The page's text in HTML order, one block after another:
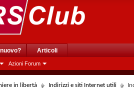
Azioni Forum
Articoli
in libertà Indirizzi e siti Internet utili